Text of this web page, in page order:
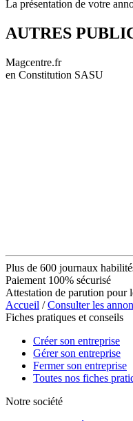
La présentation de votre
AUTRES
Magcentre.fr
en Constitution SASU
Plus de 600 journaux
Paiement 100% sécurisé
Attestation de parution pour
Accueil /Consulter les
Fiches pratiques et conseils
Créer son entreprise
Gérer son entreprise
Fermer son entreprise
Toutes nos fiches
Notre société